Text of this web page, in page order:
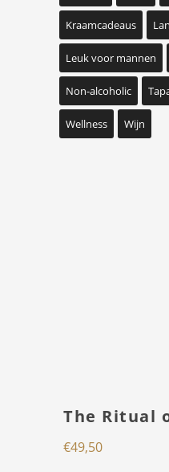
Kraamcadeaus
Leuk voor mannen
Non-alcoholic
Wellness Wijn
The Ritual
€49,50